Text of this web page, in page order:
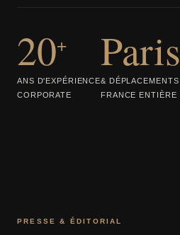
20+
ANS D'EXPÉRIENCE
CORPORATE
Paris
& DÉPLACEMENTS
FRANCE ENTIÈRE
PRESSE & ÉDITORIAL